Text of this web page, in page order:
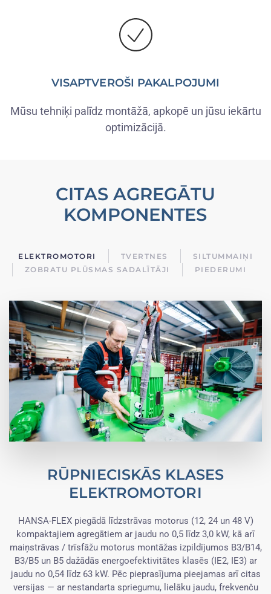
VISAPTVEROŠI PAKALPOJUMI
Mūsu tehniķi palīdz montāžā, apkopē un jūsu iekārtu
optimizācijā.
CITAS AGREGĀTU
KOMPONENTES
ELEKTROMOTORI TVERTNES
SILTUMMAIŅI
ZOBRATU PLŪSMAS SADALĪTĀJI
PIEDERUMI
RŪPNIECISKĀS KLASES
ELEKTROMOTORI
HANSA-FLEX piegādā līdzstrāvas motorus (12, 24 un 48 V)
kompaktajiem agregātiem ar jaudu no 0,5 līdz 3,0 kW, kā arī
maiņstrāvas / trīsfāžu motorus montāžas izpildījumos B3/B14,
B3/B5 un B5 dažādās energoefektivitātes klasēs (IE2, IE3) ar
jaudu no 0,54 līdz 63 kW. Pēc pieprasījuma pieejamas arī citas
versijas — ar nestandarta spriegumu, lielāku jaudu, frekvenču